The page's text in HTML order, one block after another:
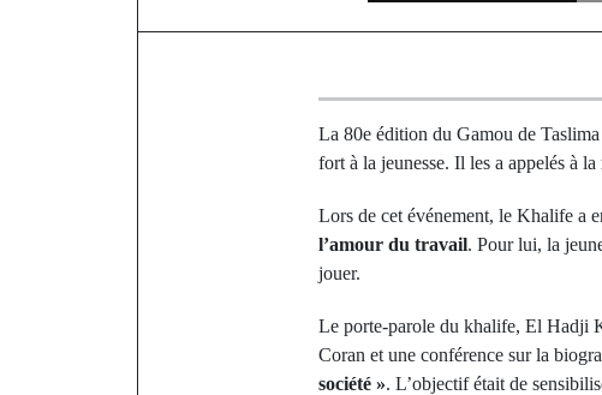
La 80e édition du Gamou de
fort à la jeunesse. Il les a appelés à la
Lors de cet événement, le Khalife a
l’amour du travail. Pour lui, la
jouer.
Le porte-parole du khalife, El Hadji
Coran et une conférence sur la
société ». L’objectif était de